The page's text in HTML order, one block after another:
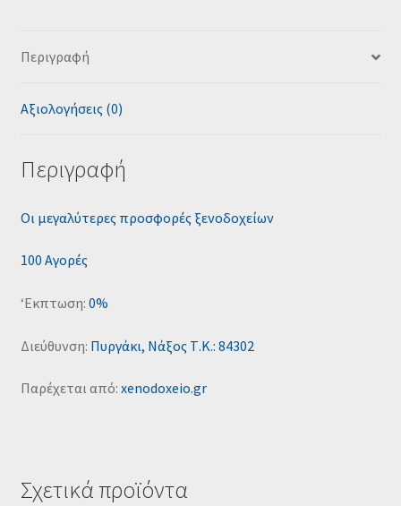
Περιγραφή
Αξιολογήσεις (0)
Περιγραφή
Οι μεγαλύτερες προσφορές ξενοδοχείων
100 Αγορές
‘Εκπτωση: 0%
Διεύθυνση: Πυργάκι, Νάξος Τ.Κ.: 84302
Παρέχεται από: xenodoxeio.gr
Σχετικά προϊόντα